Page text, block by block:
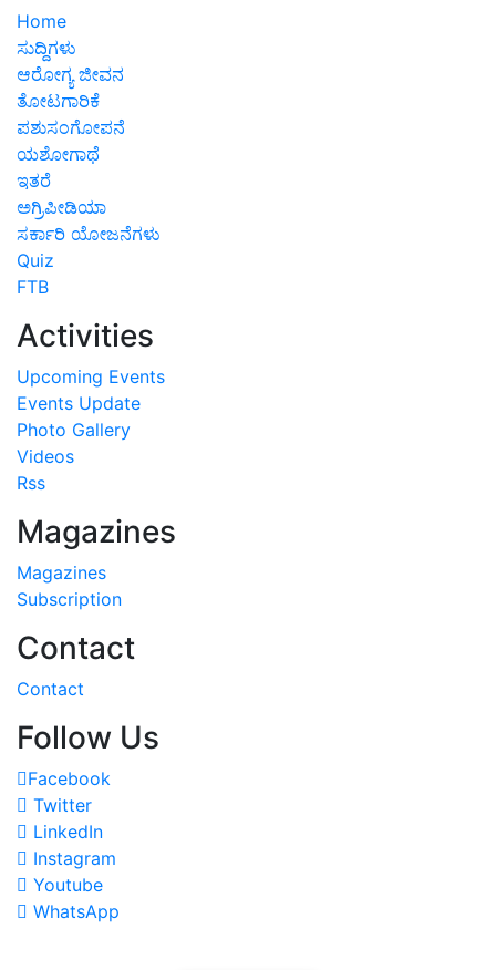
Home
ಸುದ್ದಿಗಳು
ಆರೋಗ್ಯ ಜೀವನ
ತೋಟಗಾರಿಕೆ
ಪಶುಸಂಗೋಪನೆ
ಯಶೋಗಾಥೆ
ಇತರೆ
ಅಗ್ರಿಪೀಡಿಯಾ
ಸರ್ಕಾರಿ ಯೋಜನೆಗಳು
Quiz
FTB
Activities
Upcoming Events
Events Update
Photo Gallery
Videos
Rss
Magazines
Magazines
Subscription
Contact
Contact
Follow Us
Facebook
Twitter
LinkedIn
Instagram
Youtube
WhatsApp